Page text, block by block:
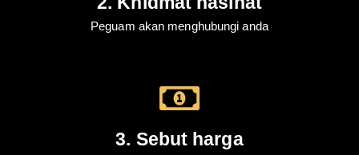
Peguam akan menghubungi anda
3. Sebut harga